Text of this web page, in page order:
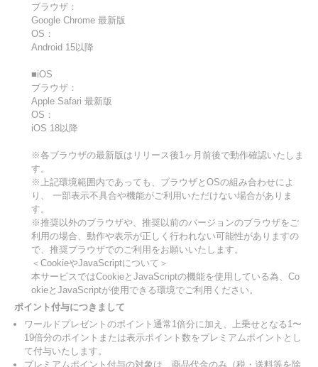
ブラウザ：
Google Chrome 最新版
OS：
Android 15以降
■iOS
ブラウザ：
Apple Safari 最新版
OS：
iOS 18以降
※各ブラウザの最新版はリリース後1ヶ月前後で動作確認いたしま
す。
※上記環境範囲内であっても、ブラウザとOSの組み合わせによ
り、 一部表示不具合や機能がご利用いただけない場合がありま
す。
※推奨以外のブラウザや、推奨以前のバージョンのブラウザをご
利用の場合、動作や表示が正しく行われない可能性がありますの
で、推奨ブラウザでのご利用をお願いいたします。
＜CookieやJavaScriptについて＞
本サービスではCookieとJavaScriptの機能を使用している為、Co
okieとJavaScriptが使用できる環境でご利用ください。
ポイント付与につきまして
ワールドプレゼントのポイント通常1倍分に加え、上乗せとなる1〜
19倍分のポイントまたは表示ポイント数をプレミアムポイントとし
て付与いたします。
プレミアムポイント付与の対象は、商品代金のみ（税・送料等を除